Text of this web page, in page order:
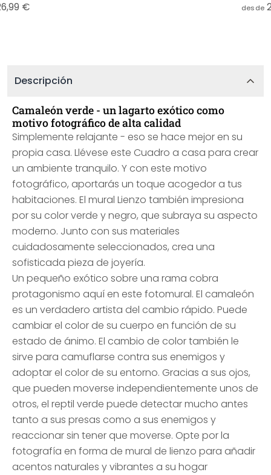
€
desde
Descripción
Camaleón verde - un lagarto exótico como
motivo fotográfico de alta calidad
Simplemente relajante - eso se hace mejor en su
propia casa. Llévese este Cuadro a casa para crear
un ambiente tranquilo. Y con este motivo
fotográfico, aportarás un toque acogedor a tus
habitaciones. El mural Lienzo también impresiona
por su color verde y negro, que subraya su aspecto
moderno. Junto con sus materiales
cuidadosamente seleccionados, crea una
sofisticada pieza de joyería.
Un pequeño exótico sobre una rama cobra
protagonismo aquí en este fotomural. El camaleón
es un verdadero artista del cambio rápido. Puede
cambiar el color de su cuerpo en función de su
estado de ánimo. El cambio de color también le
sirve para camuflarse contra sus enemigos y
adoptar el color de su entorno. Gracias a sus ojos,
que pueden moverse independientemente unos de
otros, el reptil verde puede detectar mucho antes
tanto a sus presas como a sus enemigos y
reaccionar sin tener que moverse. Opte por la
fotografía en forma de mural de lienzo para añadir
acentos naturales y vibrantes a su hogar